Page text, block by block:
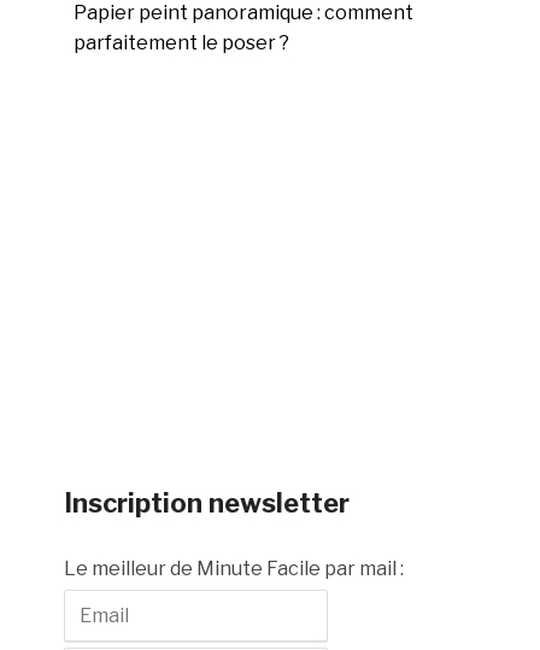
Papier peint panoramique : comment
parfaitement le poser ?
Inscription newsletter
Le meilleur de Minute Facile par mail :